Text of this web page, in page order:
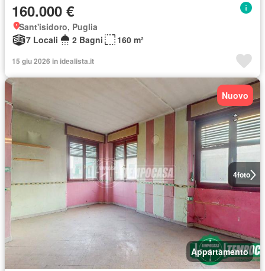
160.000 €
Sant'isidoro, Puglia
7 Locali
2 Bagni 160 m²
15 giu 2026 in idealista.it
4foto
Nuovo
Appartamento